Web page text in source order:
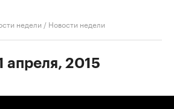
недели / Новости недели
апреля, 2015